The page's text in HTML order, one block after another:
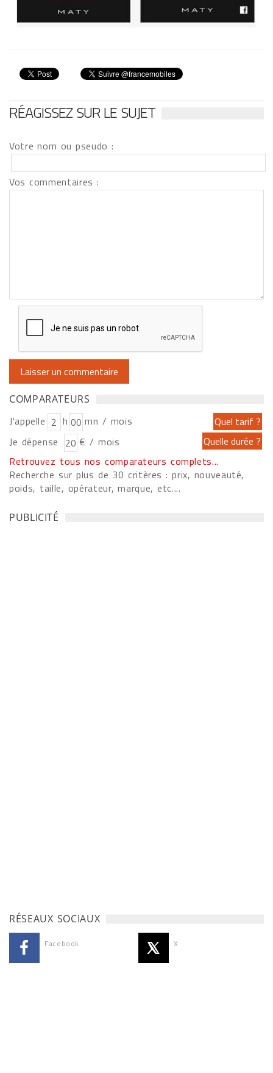
RÉAGISSEZ SUR LE SUJET
Votre nom ou pseudo :
Vos commentaires :
COMPARATEURS
J'appelle h
mn / mois
Je dépense
€ / mois
Retrouvez tous nos comparateurs complets...
Recherche sur plus de 30 critères : prix, nouveauté,
poids, taille, opérateur, marque, etc....
PUBLICITÉ
RÉSEAUX SOCIAUX
Facebook X